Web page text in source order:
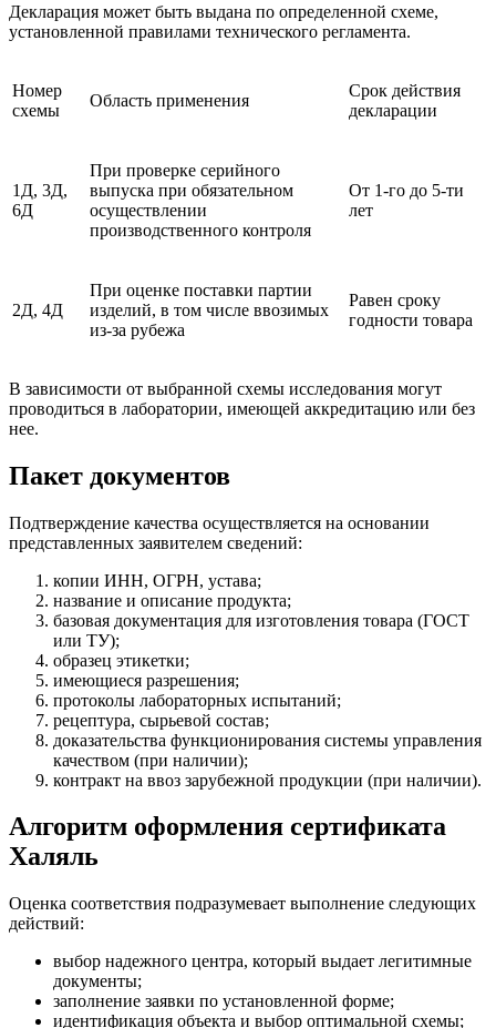
Декларация может быть выдана по определенной схеме,
установленной правилами технического регламента.
Номер
схемы
Область применения
Срок действия
декларации
1Д, 3Д,
6Д
При проверке серийного
выпуска при обязательном
осуществлении
производственного контроля
От 1-го до 5-ти
лет
2Д, 4Д
При оценке поставки партии
изделий, в том числе ввозимых
из-за рубежа
Равен сроку
годности товара
В зависимости от выбранной схемы исследования могут
проводиться в лаборатории, имеющей аккредитацию или без
нее.
Пакет документов
Подтверждение качества осуществляется на основании
представленных заявителем сведений:
копии ИНН, ОГРН, устава;
название и описание продукта;
базовая документация для изготовления товара (ГОСТ
или ТУ);
образец этикетки;
имеющиеся разрешения;
протоколы лабораторных испытаний;
рецептура, сырьевой состав;
доказательства функционирования системы управления
качеством (при наличии);
контракт на ввоз зарубежной продукции (при наличии).
Алгоритм оформления сертификата
Халяль
Оценка соответствия подразумевает выполнение следующих
действий:
выбор надежного центра, который выдает легитимные
документы;
заполнение заявки по установленной форме;
идентификация объекта и выбор оптимальной схемы;